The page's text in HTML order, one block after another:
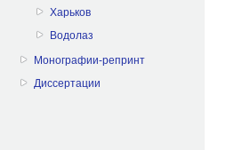
Харьков
Водолаз
Монографии-репринт
Диссертации